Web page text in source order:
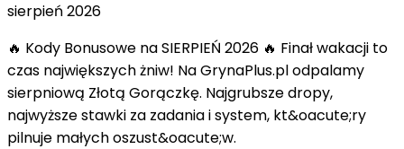
sierpień 2026
🔥 Kody Bonusowe na SIERPIEŃ 2026 🔥 Finał wakacji to
czas największych żniw! Na GrynaPlus.pl odpalamy
sierpniową Złotą Gorączkę. Najgrubsze dropy,
najwyższe stawki za zadania i system, kt&oacute;ry
pilnuje małych oszust&oacute;w.